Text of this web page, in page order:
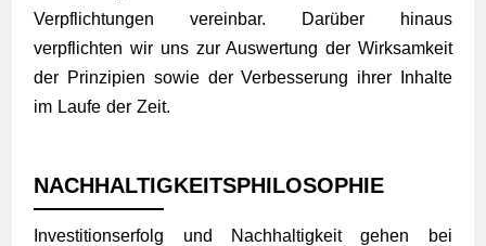
Verpflichtungen vereinbar. Darüber hinaus
verpflichten wir uns zur Auswertung der Wirksamkeit
der Prinzipien sowie der Verbesserung ihrer Inhalte
im Laufe der Zeit.
NACHHALTIGKEITSPHILOSOPHIE
Investitionserfolg und Nachhaltigkeit gehen bei